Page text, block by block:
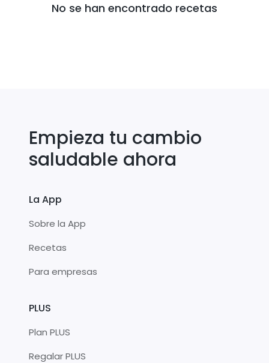
No se han encontrado recetas
Empieza tu cambio
saludable ahora
La App
Sobre la App
Recetas
Para empresas
PLUS
Plan PLUS
Regalar PLUS